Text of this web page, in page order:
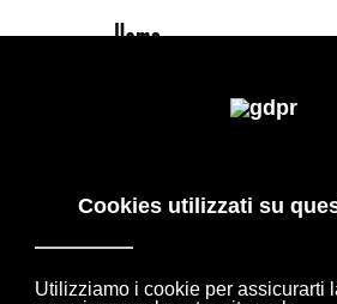
PREZZO OUTLET
FLEXFORM, MOOOI.